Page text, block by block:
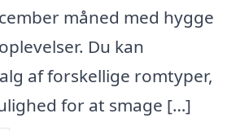
måned med hygge
Du kan
af forskellige romtyper,
for at smage […]